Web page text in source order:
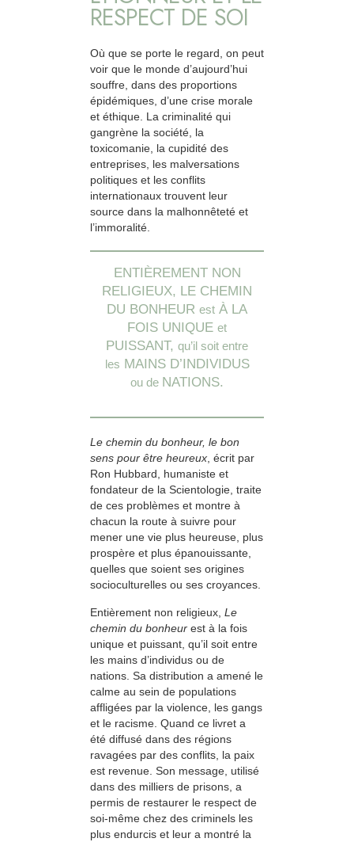
RESPECT DE SOI
Où que se porte le regard, on peut
voir que le monde d’aujourd’hui
souffre, dans des proportions
épidémiques, d’une crise morale
et éthique. La criminalité qui
gangrène la société, la
toxicomanie, la cupidité des
entreprises, les malversations
politiques et les conflits
internationaux trouvent leur
source dans la malhonnêteté et
l’immoralité.
ENTIÈREMENT NON
RELIGIEUX, LE CHEMIN
DU BONHEUR est À LA
FOIS UNIQUE et
PUISSANT, qu’il soit entre
les MAINS D’INDIVIDUS
ou de NATIONS.
Le chemin du bonheur, le bon
sens pour être heureux, écrit par
Ron Hubbard, humaniste et
fondateur de la Scientologie, traite
de ces problèmes et montre à
chacun la route à suivre pour
mener une vie plus heureuse, plus
prospère et plus épanouissante,
quelles que soient ses origines
socioculturelles ou ses croyances.
Entièrement non religieux, Le
chemin du bonheur est à la fois
unique et puissant, qu’il soit entre
les mains d’individus ou de
nations. Sa distribution a amené le
calme au sein de populations
affligées par la violence, les gangs
et le racisme. Quand ce livret a
été diffusé dans des régions
ravagées par des conflits, la paix
est revenue. Son message, utilisé
dans des milliers de prisons, a
permis de restaurer le respect de
soi-même chez des criminels les
plus endurcis et leur a montré la